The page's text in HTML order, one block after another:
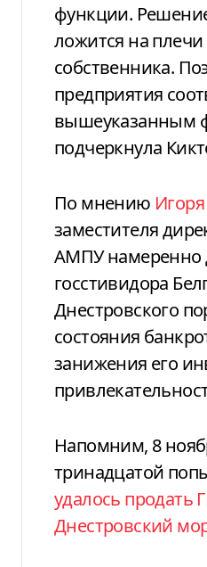
функции.
ложится на
собственника.
предприятия
вышеуказанным
подчеркнула
По мнению
заместителя
АМПУ намеренно
госстивидора
Днестровского
состояния
занижения его
Напомним, 8
тринадцатой
удалось продать
Днестровский